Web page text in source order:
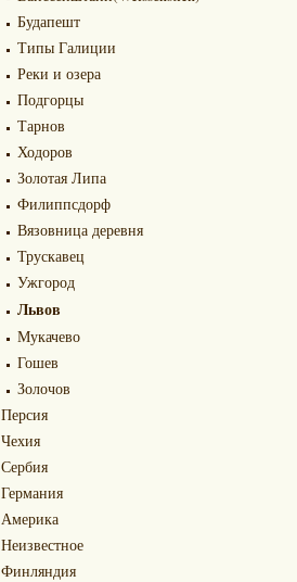
Будапешт
Типы Галиции
Реки и озера
Подгорцы
Тарнов
Ходоров
Золотая Липа
Филиппсдорф
Вязовница деревня
Трускавец
Ужгород
Львов
Мукачево
Гошев
Золочов
Персия
Чехия
Сербия
Германия
Америка
Неизвестное
Финляндия